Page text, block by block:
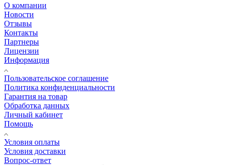
О компании
Новости
Отзывы
Контакты
Партнеры
Лицензии
Информация
Пользовательское соглашение
Политика конфиденциальности
Гарантия на товар
Обработка данных
Личный кабинет
Помощь
Условия оплаты
Условия доставки
Вопрос-ответ